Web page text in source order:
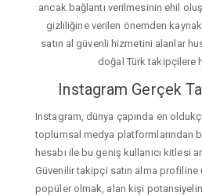
ancak bağlantı verilmesinin ehil
gizliliğine verilen önemden
satın al güvenli hizmetini alanlar
doğal Türk takipçilere
Instagram Gerçek
Instagram, dünya çapında en
toplumsal medya platformlarından
hesabı ile bu geniş kullanıcı kitlesi
Güvenilir takipçi satın alma profiline
popüler olmak, alan kişi